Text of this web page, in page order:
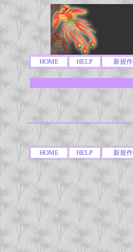
HOME HELP 新規
HOME HELP 新規